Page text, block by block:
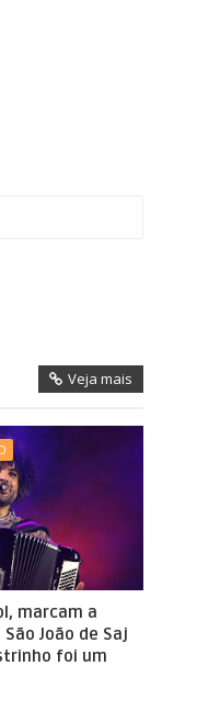
Veja mais
marcam a
João de Saj
foi um